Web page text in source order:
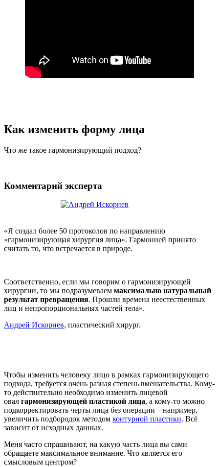
Как изменить форму лица
Что же такое гармонизирующий подход?
Комментарий эксперта
«Я создал более 50 протоколов по направлению
«гармонизирующая хирургия лица». Гармонией принято
считать то, что встречается в природе.
Соответственно, если мы говорим о гармонизирующей
хирургии, то мы подразумеваем максимально натуральный
результат превращения. Прошли времена неестественных
лиц и непропорциональных частей тела».
Андрей Искорнев, пластический хирург.
Чтобы изменить человеку лицо в рамках гармонизирующего
подхода, требуется очень разная степень вмешательства. Кому-
то действительно необходимо изменить лицевой
овал гармонизирующей пластикой лица, а кому-то можно
подкорректировать черты лица без операции – например,
увеличить подбородок методом контурной пластики. Всё
зависит от исходных данных.
Меня часто спрашивают, на какую часть лица вы сами
обращаете максимальное внимание. Что является его
смысловым центром?